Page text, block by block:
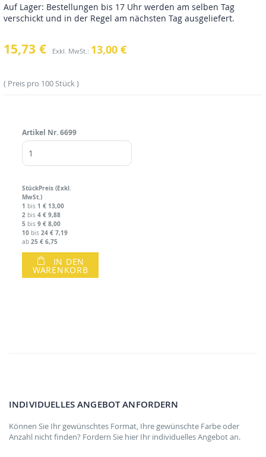
Auf Lager: Bestellungen bis 17 Uhr werden am selben Tag
verschickt und in der Regel am nächsten Tag ausgeliefert.
15,73 € 13,00 €
Preis pro 100 Stück
Artikel Nr.6699
StückPreis (Exkl.
MwSt.)
1 bis 1 € 13,00
2 bis 4 € 9,88
5 bis 9 € 8,00
10 bis 24 € 7,19
ab 25 € 6,75
IN DEN
WARENKORB
INDIVIDUELLES ANGEBOT ANFORDERN
Können Sie Ihr gewünschtes Format, Ihre gewünschte Farbe oder
Anzahl nicht finden? Fordern Sie hier Ihr individuelles Angebot an.